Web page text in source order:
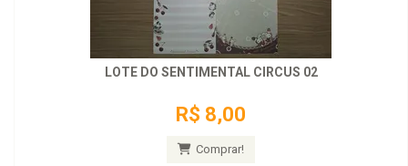
LOTE DO SENTIMENTAL CIRCUS 02
R$ 8,00
Comprar!